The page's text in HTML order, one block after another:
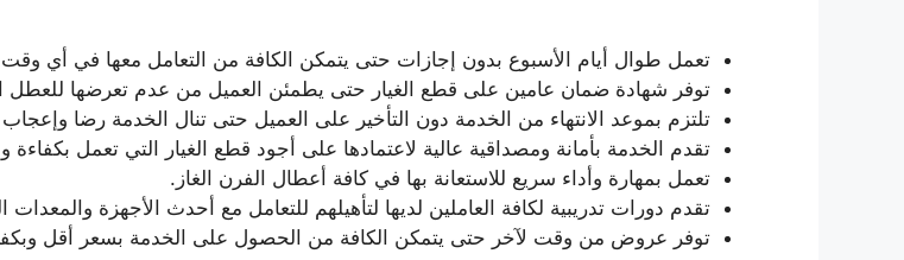
تعمل طوال أيام الأسبوع بدون إجازات حتى يتمكن الكافة من التعامل معها في أي وقت على
توفر شهادة ضمان عامين على قطع الغيار حتى يطمئن العميل من عدم تعرضها للعطل
تلتزم بموعد الانتهاء من الخدمة دون التأخير على العميل حتى تنال الخدمة رضا
تقدم الخدمة بأمانة ومصداقية عالية لاعتمادها على أجود قطع الغيار التي تعمل بكفاءة و
تعمل بمهارة وأداء سريع للاستعانة بها في كافة أعطال الفرن الغاز.
تقدم دورات تدريبية لكافة العاملين لديها لتأهيلهم للتعامل مع أحدث الأجهزة
توفر عروض من وقت لآخر حتى يتمكن الكافة من الحصول على الخدمة بسعر أقل